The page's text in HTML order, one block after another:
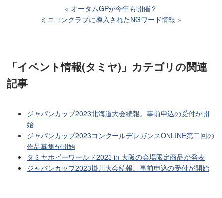
オータムGPが今年も開催？
ミニヨンクラブに導入されたNGワード情報
「イベント情報(タミヤ)」カテゴリの関連
記事
ジャパンカップ2023北海道大会続報。事前申込の受付が開
始
ジャパンカップ2023コンクールデレガンスONLINE第二回の
作品募集が開始
タミヤホビーワールド2023 in 大阪の会場限定商品が発表
ジャパンカップ2023掛川大会続報。事前申込の受付が開始